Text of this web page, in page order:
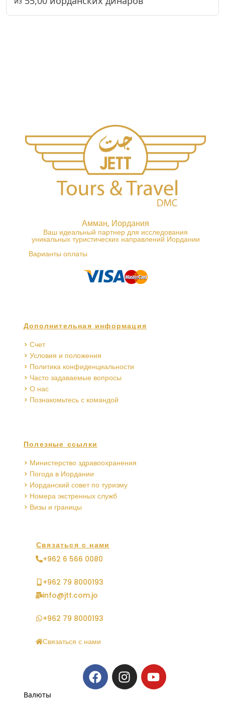
Амман, Иордания
Ваш идеальный партнер для исследования
уникальных туристических направлений Иордании
Варианты оплаты
Дополнительная информация
> Счет
> Условия и положения
> Политика конфиденциальности
> Часто задаваемые вопросы
> О нас
> Познакомьтесь с командой
Полезные ссылки
> Министерство здравоохранения
> Погода в Иордании
> Иорданский совет по туризму
> Номера экстренных служб
> Визы и границы
Связаться с нами
+962 6 566 0080
+962 79 8000193
info@jtt.com.jo
+962 79 8000193
Связаться с нами
Валюты